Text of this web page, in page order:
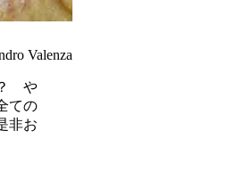
Valenza
や
ての
非お